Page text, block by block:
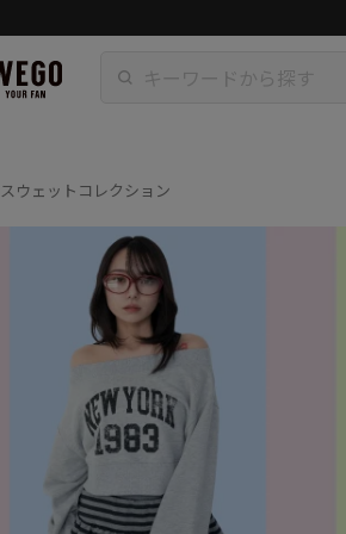
スウェットコレクション